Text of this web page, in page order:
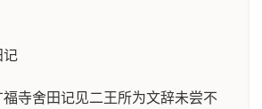
记
福寺舍田记见二王所为文辞未尝不